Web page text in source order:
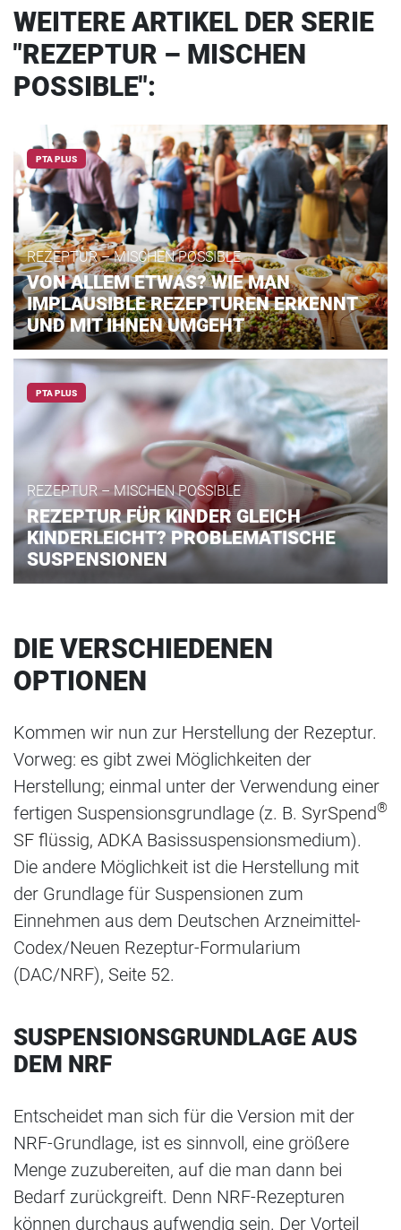
WEITERE ARTIKEL DER SERIE
"REZEPTUR – MISCHEN
POSSIBLE":
PTA PLUS
REZEPTUR – MISCHEN POSSIBLE
VON ALLEM ETWAS? WIE MAN
IMPLAUSIBLE REZEPTUREN ERKENNT
UND MIT IHNEN UMGEHT
PTA PLUS
REZEPTUR – MISCHEN POSSIBLE
REZEPTUR FÜR KINDER GLEICH
KINDERLEICHT? PROBLEMATISCHE
SUSPENSIONEN
DIE VERSCHIEDENEN
OPTIONEN
Kommen wir nun zur Herstellung der Rezeptur.
Vorweg: es gibt zwei Möglichkeiten der
Herstellung; einmal unter der Verwendung einer
fertigen Suspensionsgrundlage (z. B. SyrSpend®
SF flüssig, ADKA Basissuspensionsmedium).
Die andere Möglichkeit ist die Herstellung mit
der Grundlage für Suspensionen zum
Einnehmen aus dem Deutschen Arzneimittel-
Codex/Neuen Rezeptur-Formularium
(DAC/NRF), Seite 52.
SUSPENSIONSGRUNDLAGE AUS
DEM NRF
Entscheidet man sich für die Version mit der
NRF-Grundlage, ist es sinnvoll, eine größere
Menge zuzubereiten, auf die man dann bei
Bedarf zurückgreift. Denn NRF-Rezepturen
können durchaus aufwendig sein. Der Vorteil